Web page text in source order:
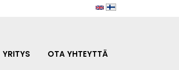
YRITYS OTA YHTEYTTÄ